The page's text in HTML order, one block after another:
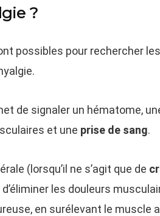
?
possibles pour rechercher
de signaler un hématome,
et une prise de sang.
(lorsqu’il ne s’agit que de
les douleurs
en surélevant le muscle